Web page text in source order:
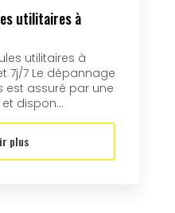
utilitaires à
utilitaires à
7j/7 Le dépannage
est assuré par une
dispon...
plus